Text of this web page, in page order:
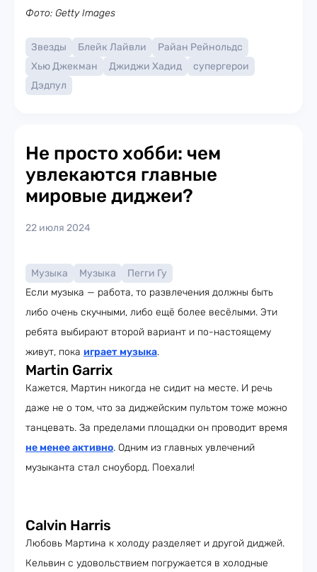
Фото: Getty Images
Звезды Блейк Лайвли
Райан Рейнольдс
Хью Джекман
Джиджи Хадид
супергерои
Дэдпул
Не просто хобби: чем
увлекаются главные
мировые диджеи?
22 июля 2024
Музыка Музыка
Пегги Гу
Если музыка — работа, то развлечения должны быть
либо очень скучными, либо ещё более весёлыми. Эти
ребята выбирают второй вариант и по-настоящему
живут, пока играет музыка.
Martin Garrix
Кажется, Мартин никогда не сидит на месте. И речь
даже не о том, что за диджейским пультом тоже можно
танцевать. За пределами площадки он проводит время
не менее активно. Одним из главных увлечений
музыканта стал сноуборд. Поехали!
Calvin Harris
Любовь Мартина к холоду разделяет и другой диджей.
Кельвин с удовольствием погружается в холодные